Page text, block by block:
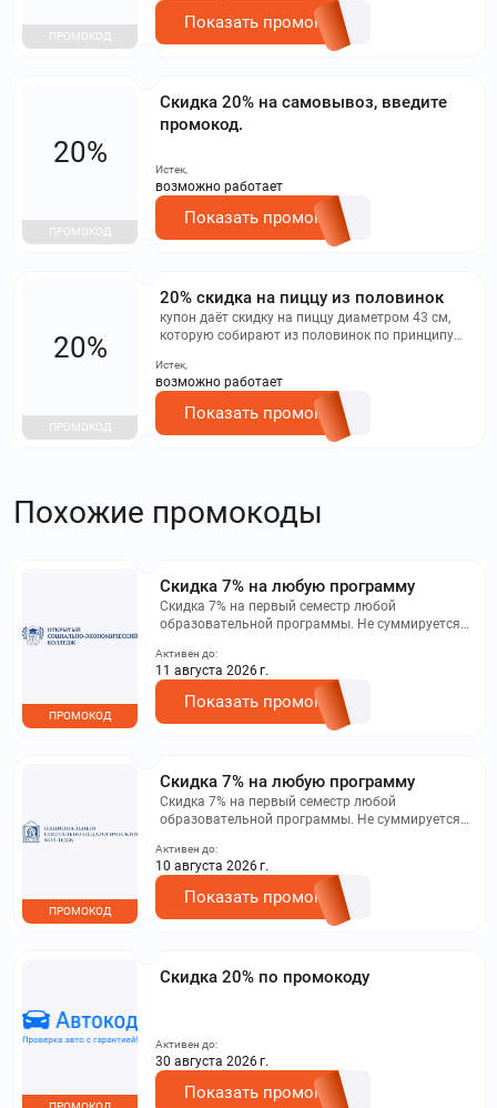
ПРОМОКОД
Показать промокод
Скидка 20% на самовывоз, введите
промокод.
20%
ПРОМОКОД
Истек,
возможно работает
Показать промокод
20% скидка на пиццу из половинок
купон даёт скидку на пиццу диаметром 43 см,
которую собирают из половинок по принципу
нужно сделать заказ минимум на 999 рублей.
Нельзя суммировать купон с бонусами и
скидкой за самовывоз, применять его к комбо-
наборам и сетам. Воспользоваться купоном
можно в течение ограниченного времени и не во
20%
ПРОМОКОД
Истек,
возможно работает
Показать промокод
Похожие промокоды
Скидка 7% на любую программу
Скидка 7% на первый семестр любой
образовательной программы. Не суммируется с
на сайте.
ПРОМОКОД
Активен до:
11 августа 2026 г.
Показать промокод
Скидка 7% на любую программу
Скидка 7% на первый семестр любой
образовательной программы. Не суммируется с
на сайте.
ПРОМОКОД
Активен до:
10 августа 2026 г.
Показать промокод
Скидка 20% по промокоду
Активен до:
30 августа 2026 г.
Показать промокод